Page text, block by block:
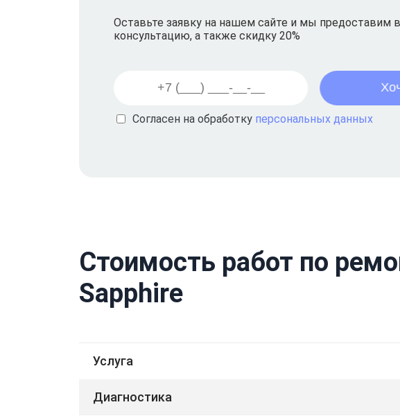
Оставьте заявку на нашем сайте и мы предоставим
консультацию, а также скидку 20%
Согласен на обработку персональных данных
Стоимость работ по
Sapphire
Услуга
Диагностика